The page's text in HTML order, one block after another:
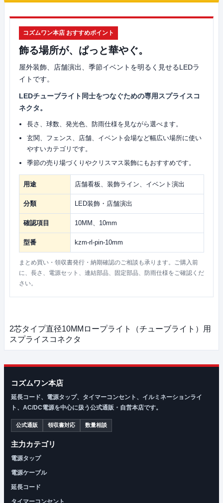
コズムワン本店 おすすめポイント
飾る場所が、ぱっと華やぐ。
屋外装飾、店舗演出、季節イベントを明るく見せるLEDラ
イトです。
LEDチューブライト同士をつなぐための専用スプライスコ
ネクタ。
長さ、球数、発光色、防雨仕様を見ながら選べます。
玄関、フェンス、店舗、イベント会場など幅広い場所に使い
やすいカテゴリです。
季節の売り場づくりやクリスマス装飾にもおすすめです。
用途 店舗看板、装飾ライン、イベント演出
分類 LED装飾・店舗演出
確認項目 10MM、10mm
型番 kzm-rl-pin-10mm
まとめ買い・領収書発行・納期確認のご相談も承ります。ご購入前
に、長さ、電源セット、連結部品、固定部品、防雨仕様をご確認くだ
さい。
2芯タイプ直径10MMロープライト（チューブライト）用
スプライスコネクタ
コズムワン本店
延長コード、電源タップ、タイマーコンセント、イルミネーションライ
ト、AC/DC電源を中心に扱う公式通販・自営本店です。
公式通販 領収書対応 数量相談
主力カテゴリ
電源タップ
電源ケーブル
延長コード
タイマーコンセント